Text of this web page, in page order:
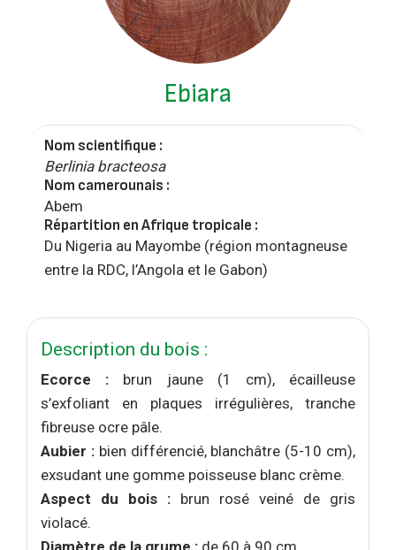
Ebiara
Nom scientifique :
Berlinia bracteosa
Nom camerounais :
Abem
Répartition en Afrique tropicale :
Du Nigeria au Mayombe (région montagneuse
entre la RDC, l’Angola et le Gabon)
Description du bois :
Ecorce : brun jaune (1 cm), écailleuse
s’exfoliant en plaques irrégulières, tranche
fibreuse ocre pâle.
Aubier : bien différencié, blanchâtre (5-10 cm),
exsudant une gomme poisseuse blanc crème.
Aspect du bois : brun rosé veiné de gris
violacé.